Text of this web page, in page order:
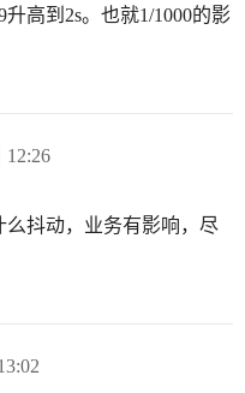
高到2s。也就1/1000的影
12:26
抖动，业务有影响，尽